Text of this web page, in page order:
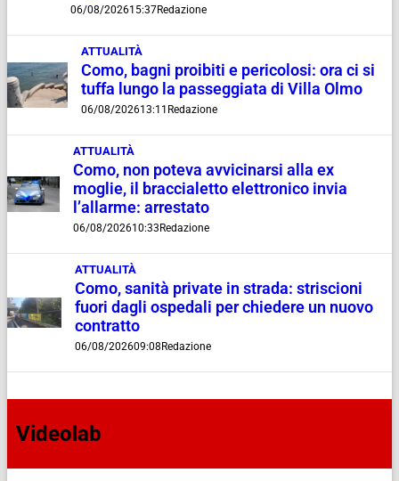
06/08/202615:37Redazione
ATTUALITÀ
Como, bagni proibiti e pericolosi: ora ci si
tuffa lungo la passeggiata di Villa Olmo
06/08/202613:11 Redazione
ATTUALITÀ
Como, non poteva avvicinarsi alla ex
moglie, il braccialetto elettronico invia
l’allarme: arrestato
06/08/202610:33 Redazione
ATTUALITÀ
Como, sanità private in strada: striscioni
fuori dagli ospedali per chiedere un nuovo
contratto
06/08/202609:08 Redazione
Videolab